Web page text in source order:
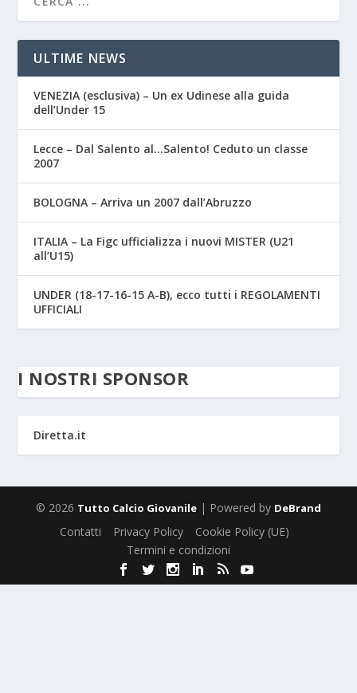
ULTIME NEWS
VENEZIA (esclusiva) – Un ex Udinese alla guida
dell’Under 15
Lecce – Dal Salento al…Salento! Ceduto un classe
2007
BOLOGNA – Arriva un 2007 dall’Abruzzo
ITALIA – La Figc ufficializza i nuovi MISTER (U21
all’U15)
UNDER (18-17-16-15 A-B), ecco tutti i REGOLAMENTI
UFFICIALI
I NOSTRI SPONSOR
Diretta.it
© 2026 Tutto Calcio Giovanile | Powered by DeBrand
Contatti Privacy Policy
Cookie Policy (UE)
Termini e condizioni